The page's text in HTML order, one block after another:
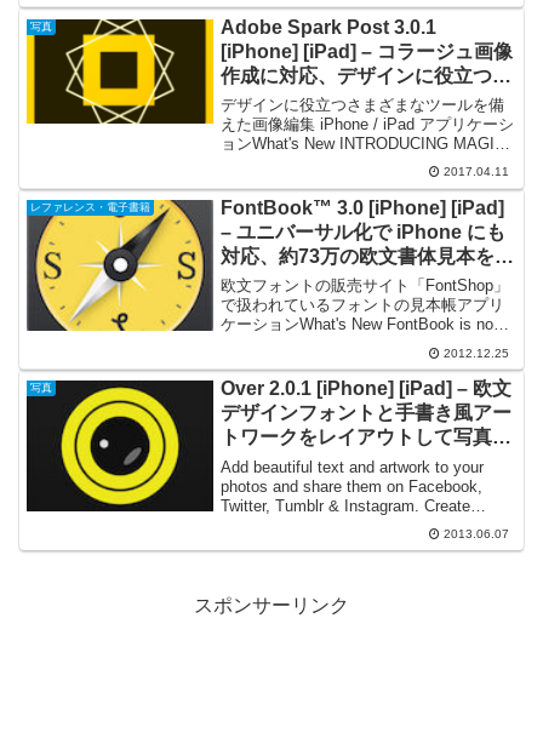
写真
Adobe Spark Post 3.0.1
[iPhone] [iPad] – コラージュ画像
作成に対応、デザインに役立つツ
ールを備えた画像編集アプリケー
ション
デザインに役立つさまざまなツールを備
えた画像編集 iPhone / iPad アプリケーシ
ョンWhat's New INTRODUCING MAGIC
LAYOUT Combine your photos, yes,2017.04.11
レファレンス・電子書籍
FontBook™ 3.0 [iPhone] [iPad]
– ユニバーサル化で iPhone にも
対応、約73万の欧文書体見本をさ
がせるフォント見本帳
欧文フォントの販売サイト「FontShop」
で扱われているフォントの見本帳アプリ
ケーションWhat's New FontBook is now
universal and runs on iPad 2 (and later),
2012.12.25
写真
Over 2.0.1 [iPhone] [iPad] – 欧文
デザインフォントと手書き風アー
トワークをレイアウトして写真を
おしゃれに加工する
Add beautiful text and artwork to your
photos and share them on Facebook,
Twitter, Tumblr & Instagram. Create
2013.06.07
スポンサーリンク